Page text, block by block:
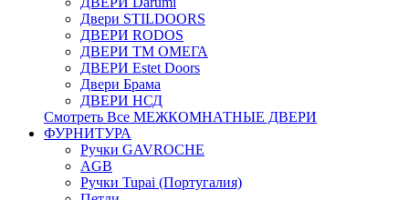
Двери STILDOORS
ДВЕРИ RODOS
ДВЕРИ ТМ ОМЕГА
ДВЕРИ Estet Doors
Двери Брама
ДВЕРИ НСД
Смотреть Все МЕЖКОМНАТНЫЕ ДВЕРИ
ФУРНИТУРА
Ручки GAVROCHE
AGB
Ручки Tupai (Португалия)